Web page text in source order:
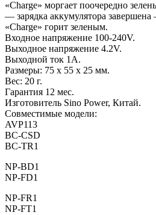
«Charge» моргает поочередно
— зарядка аккумулятора
«Charge» горит зеленым.
Входное напряжение 100-240V.
Выходное напряжение 4.2V.
Выходной ток 1А.
Размеры: 75 x 55 x 25 мм.
Вес: 20 г.
Гарантия 12 мес.
Изготовитель Sino Power, Китай.
Совместимые модели:
AVP113
BC-CSD
BC-TR1
NP-BD1
NP-FD1
NP-FR1
NP-FT1